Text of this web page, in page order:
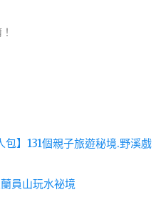
】131個親子旅遊秘境.野溪戲
員山玩水祕境